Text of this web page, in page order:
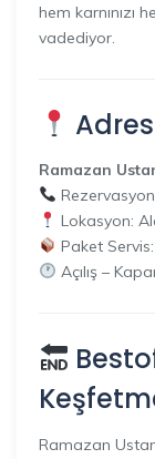
hem karnınızı
vadediyor.
Ramazan
Lokasyon:
Paket
Açılış –
Ramazan